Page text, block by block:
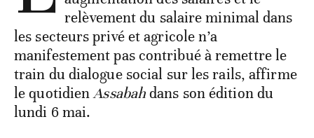
relèvement du salaire minimal dans
les secteurs privé et agricole n’a
manifestement pas contribué à remettre le
train du dialogue social sur les rails, affirme
le quotidienAssabahdans son édition du
lundi 6 mai.